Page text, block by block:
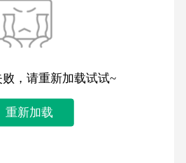
，请重新加载试试~
重新加载